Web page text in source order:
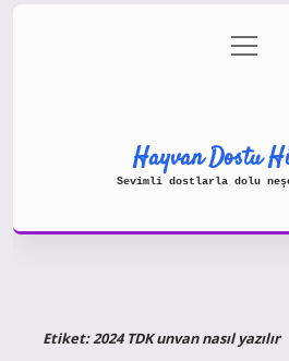
Gizlilik menüyü
aç
Hayvan Dostu
Sevimli dostlarla dolu
Etiket:2024 TDK unvan nasıl yazılır